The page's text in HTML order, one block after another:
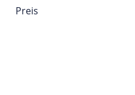
Preis